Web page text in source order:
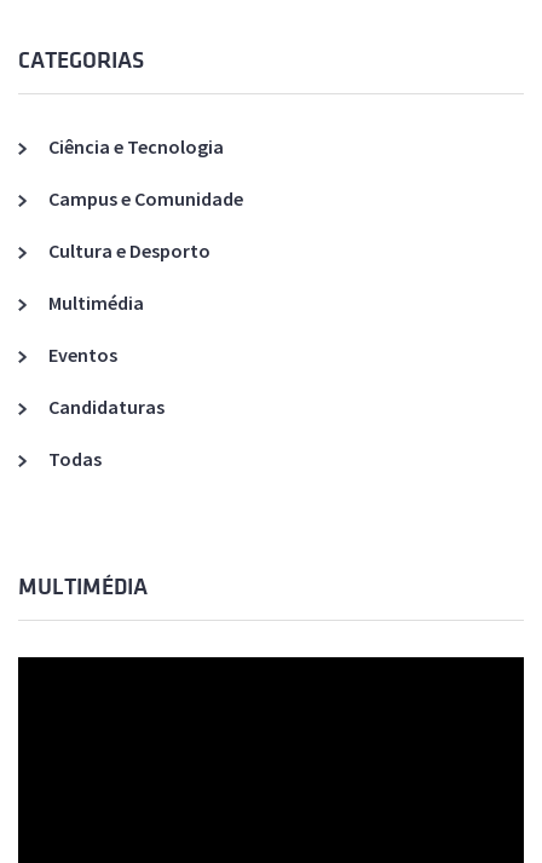
CATEGORIAS
Ciência e Tecnologia
Campus e Comunidade
Cultura e Desporto
Multimédia
Eventos
Candidaturas
Todas
MULTIMÉDIA